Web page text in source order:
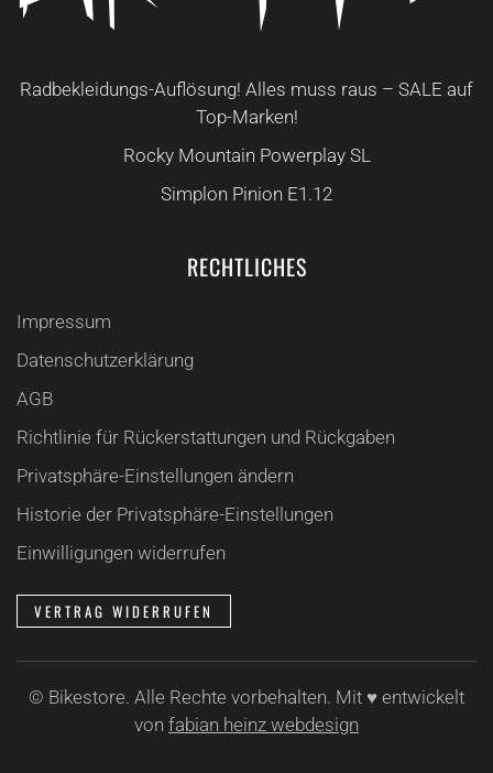
Radbekleidungs-Auflösung! Alles muss raus – SALE auf
Top-Marken!
Rocky Mountain Powerplay SL
Simplon Pinion E1.12
RECHTLICHES
Impressum
Datenschutzerklärung
AGB
Richtlinie für Rückerstattungen und Rückgaben
Privatsphäre-Einstellungen ändern
Historie der Privatsphäre-Einstellungen
Einwilligungen widerrufen
VERTRAG WIDERRUFEN
© Bikestore. Alle Rechte vorbehalten. Mit ♥ entwickelt
von fabian heinz webdesign